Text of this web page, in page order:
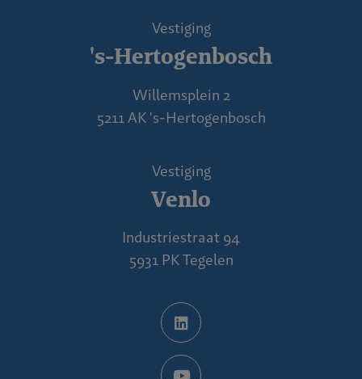
Vestiging
's-Hertogenbosch
Willemsplein 2
5211 AK 's-Hertogenbosch
Vestiging
Venlo
Industriestraat 94
5931 PK Tegelen